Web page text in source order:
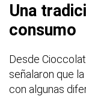
Una
consumo
Desde
señalaron que
con algunas